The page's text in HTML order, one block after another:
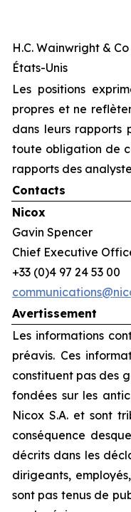
H.C. Wainwright
États-Unis
Les positions
propres et ne
dans leurs rapports
toute obligation de
rapports des
Contacts
Nicox
Gavin Spencer
Chief Executive
+33 (0)4 97 24 53 00
Avertissement
Les informations
préavis. Ces
constituent pas des
fondées sur les
Nicox S.A. et sont
conséquence
décrits dans les
dirigeants,
sont pas tenus de